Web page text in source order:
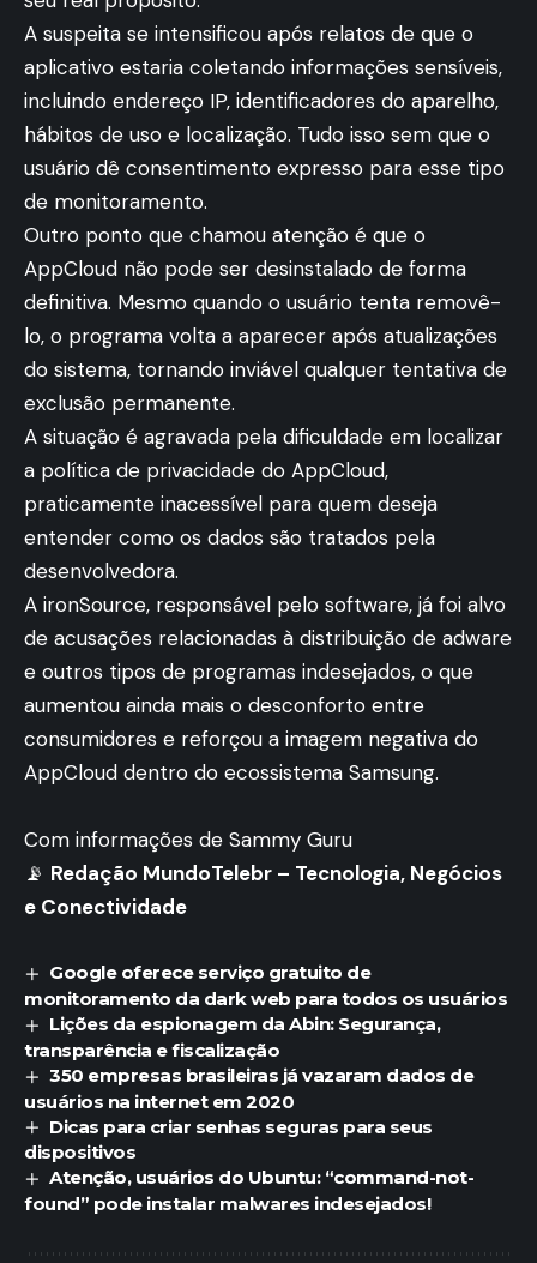
A suspeita se intensificou após relatos de que o
aplicativo estaria coletando informações sensíveis,
incluindo endereço IP, identificadores do aparelho,
hábitos de uso e localização. Tudo isso sem que o
usuário dê consentimento expresso para esse tipo
de monitoramento.
Outro ponto que chamou atenção é que o
AppCloud não pode ser desinstalado de forma
definitiva. Mesmo quando o usuário tenta removê-
lo, o programa volta a aparecer após atualizações
do sistema, tornando inviável qualquer tentativa de
exclusão permanente.
A situação é agravada pela dificuldade em localizar
a política de privacidade do AppCloud,
praticamente inacessível para quem deseja
entender como os dados são tratados pela
desenvolvedora.
A ironSource, responsável pelo software, já foi alvo
de acusações relacionadas à distribuição de adware
e outros tipos de programas indesejados, o que
aumentou ainda mais o desconforto entre
consumidores e reforçou a imagem negativa do
AppCloud dentro do ecossistema Samsung.
Com informações de Sammy Guru
📡 Redação MundoTelebr – Tecnologia, Negócios
e Conectividade
Google oferece serviço gratuito de
monitoramento da dark web para todos os usuários
Lições da espionagem da Abin: Segurança,
transparência e fiscalização
350 empresas brasileiras já vazaram dados de
usuários na internet em 2020
Dicas para criar senhas seguras para seus
dispositivos
Atenção, usuários do Ubuntu: “command-not-
found” pode instalar malwares indesejados!